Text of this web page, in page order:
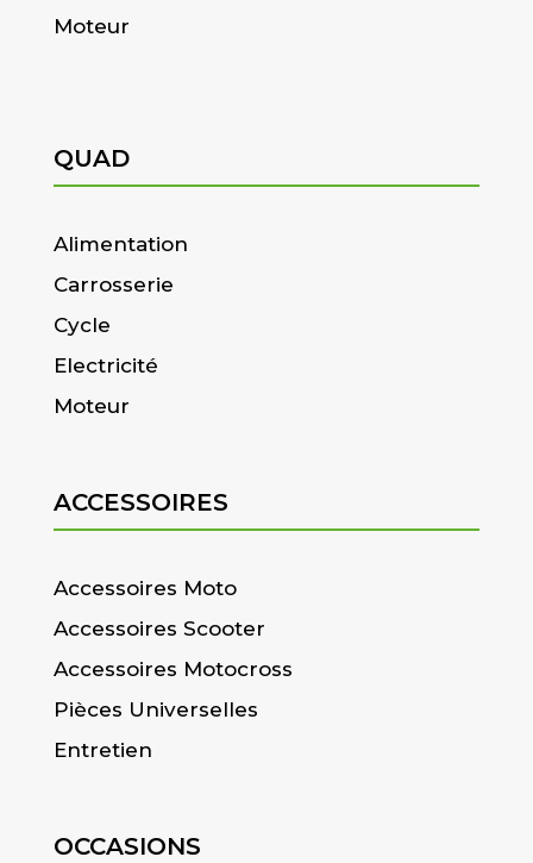
Moteur
QUAD
Alimentation
Carrosserie
Cycle
Electricité
Moteur
ACCESSOIRES
Accessoires Moto
Accessoires Scooter
Accessoires Motocross
Pièces Universelles
Entretien
OCCASIONS